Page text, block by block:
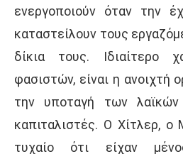
ενεργοποιούν όταν την
καταστείλουν τους
δίκια τους. Ιδιαίτερο
φασιστών, είναι η ανοιχτή
την υποταγή των
καπιταλιστές. Ο Χίτλερ, ο
τυχαίο ότι είχαν